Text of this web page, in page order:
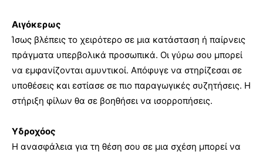
Αιγόκερως
Ίσως βλέπεις το χειρότερο σε μια κατάσταση ή παίρνεις
πράγματα υπερβολικά προσωπικά. Οι γύρω σου μπορεί
να εμφανίζονται αμυντικοί. Απόφυγε να στηρίζεσαι σε
υποθέσεις και εστίασε σε πιο παραγωγικές συζητήσεις. Η
στήριξη φίλων θα σε βοηθήσει να ισορροπήσεις.
Υδροχόος
Η ανασφάλεια για τη θέση σου σε μια σχέση μπορεί να